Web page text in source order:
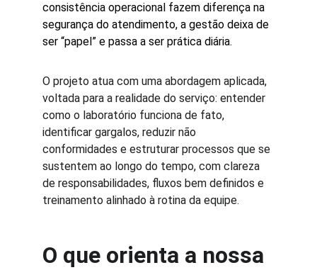
consistência operacional fazem diferença na
segurança do atendimento, a gestão deixa de
ser “papel” e passa a ser prática diária.
O projeto atua com uma abordagem aplicada,
voltada para a realidade do serviço: entender
como o laboratório funciona de fato,
identificar gargalos, reduzir não
conformidades e estruturar processos que se
sustentem ao longo do tempo, com clareza
de responsabilidades, fluxos bem definidos e
treinamento alinhado à rotina da equipe.
O que orienta a nossa